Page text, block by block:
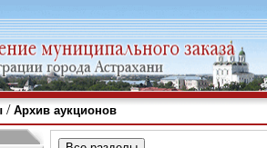
/ Архив аукционов